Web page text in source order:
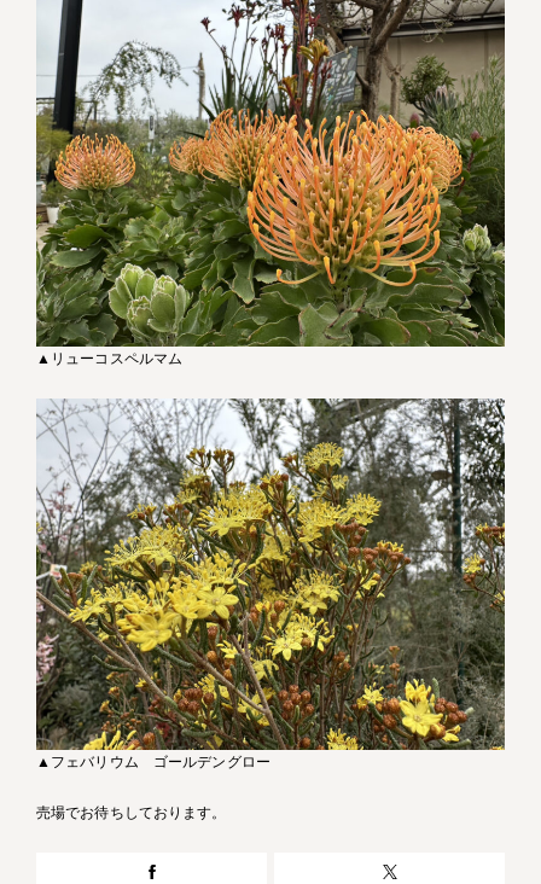
▲リューコスペルマム
▲フェバリウム ゴールデングロー
売場でお待ちしております。